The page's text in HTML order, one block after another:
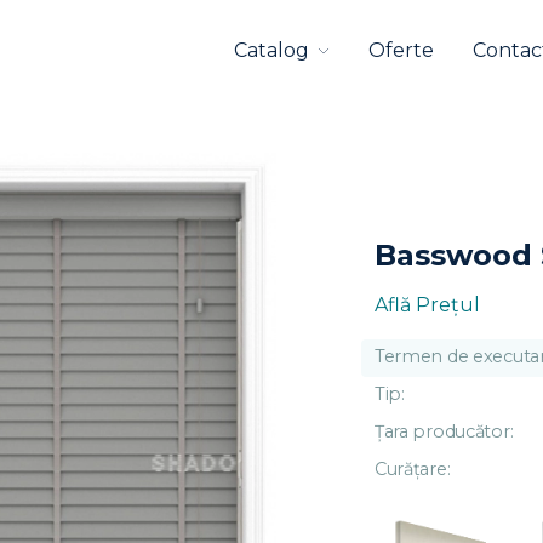
Catalog Oferte
Află Preţul
Termen de
Tip:
Țara producător:
Curățare: